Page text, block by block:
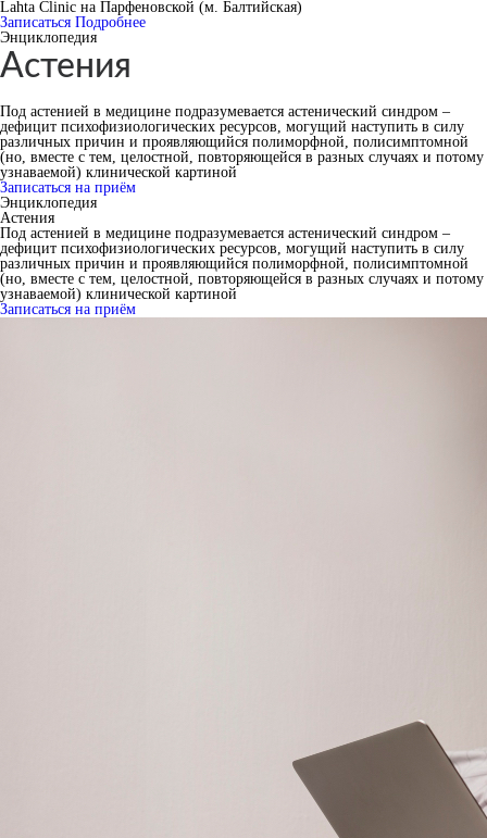
Lahta Clinic на Парфеновской (м. Балтийская)
Записаться Подробнее
Энциклопедия
Астения
Под астенией в медицине подразумевается астенический синдром –
дефицит психофизиологических ресурсов, могущий наступить в силу
различных причин и проявляющийся полиморфной, полисимптомной
(но, вместе с тем, целостной, повторяющейся в разных случаях и потому
узнаваемой) клинической картиной
Записаться на приём
Энциклопедия
Астения
Под астенией в медицине подразумевается астенический синдром –
дефицит психофизиологических ресурсов, могущий наступить в силу
различных причин и проявляющийся полиморфной, полисимптомной
(но, вместе с тем, целостной, повторяющейся в разных случаях и потому
узнаваемой) клинической картиной
Записаться на приём